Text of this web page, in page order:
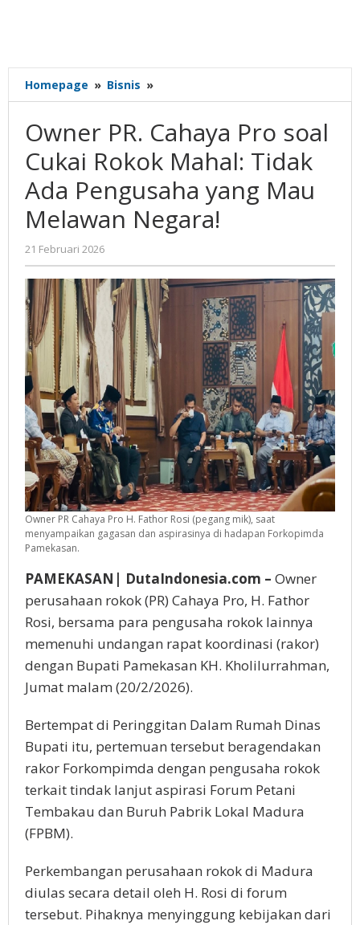
Homepage » Bisnis »
PR.
Pro
soal
Cukai
Rokok
Mahal:
Tidak
Ada
yang
Mau
Melawan
Negara!
Owner PR. Cahaya Pro soal
Cukai Rokok Mahal: Tidak
Ada Pengusaha yang Mau
Melawan Negara!
21 Februari 2026
Gatot
Susanto
Owner PR Cahaya Pro H. Fathor Rosi (pegang mik), saat
menyampaikan gagasan dan aspirasinya di hadapan Forkopimda
Pamekasan.
PAMEKASAN| DutaIndonesia.com – Owner
perusahaan rokok (PR) Cahaya Pro, H. Fathor
Rosi, bersama para pengusaha rokok lainnya
memenuhi undangan rapat koordinasi (rakor)
dengan Bupati Pamekasan KH. Kholilurrahman,
Jumat malam (20/2/2026).
Bertempat di Peringgitan Dalam Rumah Dinas
Bupati itu, pertemuan tersebut beragendakan
rakor Forkompimda dengan pengusaha rokok
terkait tindak lanjut aspirasi Forum Petani
Tembakau dan Buruh Pabrik Lokal Madura
(FPBM).
Perkembangan perusahaan rokok di Madura
diulas secara detail oleh H. Rosi di forum
tersebut. Pihaknya menyinggung kebijakan dari